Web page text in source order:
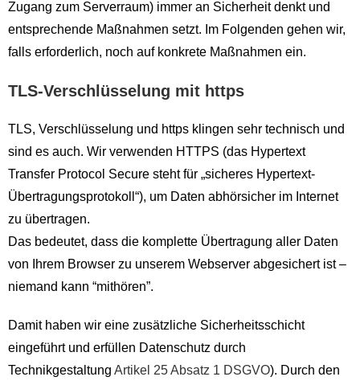
Zugang zum Serverraum) immer an Sicherheit denkt und
entsprechende Maßnahmen setzt. Im Folgenden gehen wir,
falls erforderlich, noch auf konkrete Maßnahmen ein.
TLS-Verschlüsselung mit https
TLS, Verschlüsselung und https klingen sehr technisch und
sind es auch. Wir verwenden HTTPS (das Hypertext
Transfer Protocol Secure steht für „sicheres Hypertext-
Übertragungsprotokoll“), um Daten abhörsicher im Internet
zu übertragen.
Das bedeutet, dass die komplette Übertragung aller Daten
von Ihrem Browser zu unserem Webserver abgesichert ist –
niemand kann “mithören”.
Damit haben wir eine zusätzliche Sicherheitsschicht
eingeführt und erfüllen Datenschutz durch
Technikgestaltung Artikel 25 Absatz 1 DSGVO). Durch den